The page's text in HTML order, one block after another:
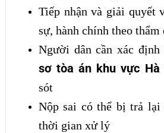
Tiếp nhận và giải quyết
sự, hành chính theo thẩm
Người dân cần xác định
sơ tòa án khu vực Hà
sót
Nộp sai có thể bị trả lại
thời gian xử lý